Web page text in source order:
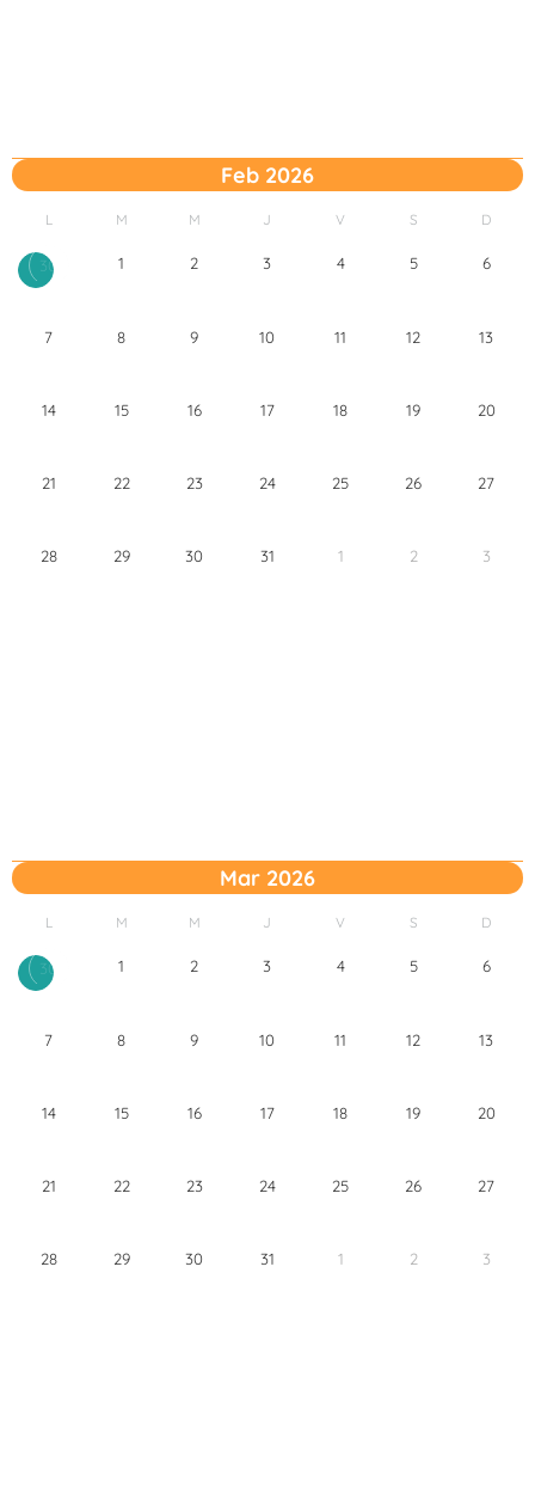
Feb 2026
L M M J V S D
30 1 2 3 4 5 6
7 8 9 10 11 12 13
14 15 16 17 18 19 20
21 22 23 24 25 26 27
28 29 30 31 1 2 3
Mar 2026
L M M J V S D
30 1 2 3 4 5 6
7 8 9 10 11 12 13
14 15 16 17 18 19 20
21 22 23 24 25 26 27
28 29 30 31 1 2 3